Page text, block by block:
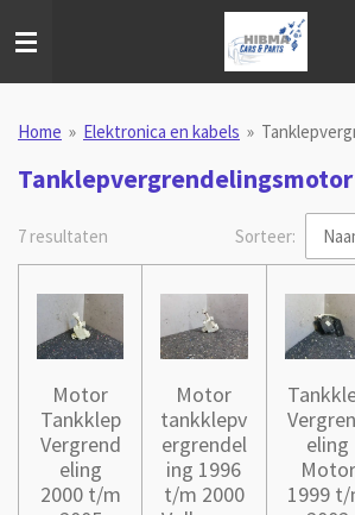
direct
hoofdinhoud
Home » Elektronica en kabels »
Tanklepvergrendelingsmotor
7 resultaten Sorteer:
Motor
Tankklep
Vergrend
eling
2000 t/m
Motor
tankklepv
ergrendel
ing 1996
t/m 2000
eling
Motor
1999 t/